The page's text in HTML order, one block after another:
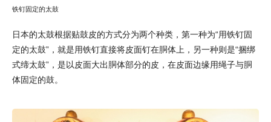
铁钉固定的太鼓
日本的太鼓根据贴鼓皮的方式分为两个种类，第一种为“用铁钉固
定的太鼓”，就是用铁钉直接将皮面钉在胴体上，另一种则是“捆绑
式缔太鼓”，是以皮面大出胴体部分的皮，在皮面边缘用绳子与胴
体固定的鼓。